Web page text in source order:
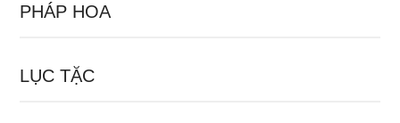
PHÁP HOA
LỤC TẶC